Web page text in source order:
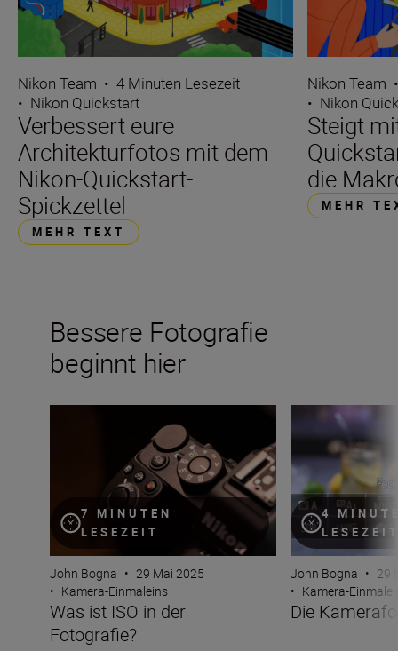
Nikon Team • 4 Minuten Lesezeit
• Nikon Quickstart
Verbessert eure
Architekturfotos mit dem
Nikon-Quickstart-
Spickzettel
MEHR TEXT
Nikon Team
• Nikon
Steigt
die
MEHR
Bessere Fotografie
beginnt hier
7 MINUTEN
LESEZEIT
John Bogna • 29 Mai 2025
• Kamera-Einmaleins
Was ist ISO in der
Fotografie?
4
Die
John Bogna • 29
• Kamera-
Die